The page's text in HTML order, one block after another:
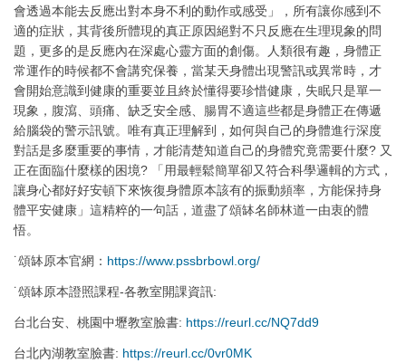
會透過本能去反應出對本身不利的動作或感受」，所有讓你感到不
適的症狀，其背後所體現的真正原因絕對不只反應在生理現象的問
題，更多的是反應內在深處心靈方面的創傷。人類很有趣，身體正
常運作的時候都不會講究保養，當某天身體出現警訊或異常時，才
會開始意識到健康的重要並且終於懂得要珍惜健康，失眠只是單一
現象，腹瀉、頭痛、缺乏安全感、腸胃不適這些都是身體正在傳遞
給腦袋的警示訊號。唯有真正理解到，如何與自己的身體進行深度
對話是多麼重要的事情，才能清楚知道自己的身體究竟需要什麼? 又
正在面臨什麼樣的困境? 「用最輕鬆簡單卻又符合科學邏輯的方式，
讓身心都好好安頓下來恢復身體原本該有的振動頻率，方能保持身
體平安健康」這精粹的一句話，道盡了頌缽名師林道一由衷的體
悟。
˙頌缽原本官網： https://www.pssbrbowl.org/
˙頌缽原本證照課程-各教室開課資訊:
台北台安、桃園中壢教室臉書: https://reurl.cc/NQ7dd9
台北內湖教室臉書: https://reurl.cc/0vr0MK